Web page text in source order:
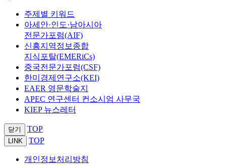
주제별 키워드
아세안·인도·남아시아
전문가포럼(AIF)
신흥지역정보종합
지식포탈(EMERiCs)
중국전문가포럼(CSF)
한미경제연구소(KEI)
EAER 영문학술지
APEC 연구센터 컨소시엄 사무국
KIEP 뉴스레터
닫기 TOP
LINK TOP
개인정보처리방침